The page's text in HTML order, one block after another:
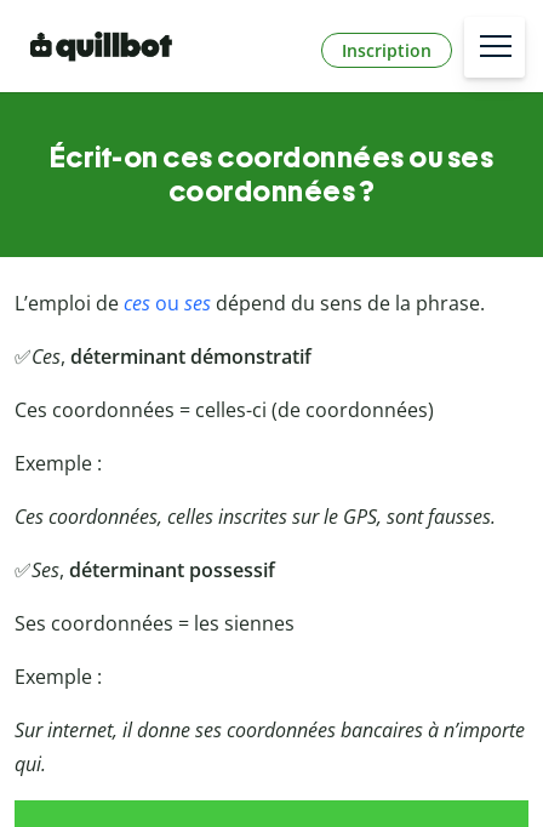
Inscription
Écrit-on ces coordonnées ou ses
coordonnées ?
L’emploi deces ou ses dépend du sens de la phrase.
✅Ces, déterminant démonstratif
Ces coordonnées = celles-ci (de coordonnées)
Exemple :
Ces coordonnées, celles inscrites sur le GPS, sont fausses.
✅Ses, déterminant possessif
Ses coordonnées = les siennes
Exemple :
Sur internet, il donne ses coordonnées bancaires à n’importe
qui.